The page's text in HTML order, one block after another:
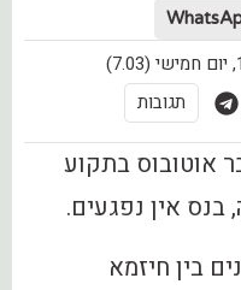
תגובות
אוטובוס בתקוע
אין נפגעים.
בין חיזמא